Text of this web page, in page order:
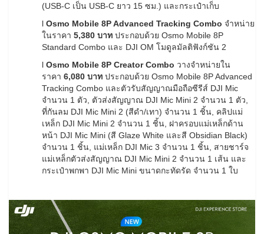
(USB-C เป็น USB-C ยาว 15 ซม.) และกระเป๋าเก็บ
l Osmo Mobile 8P Advanced Tracking Combo จำหน่าย
ในราคา 5,380 บาท ประกอบด้วย Osmo Mobile 8P
Standard Combo และ DJI OM โมดูลมัลติฟังก์ชัน 2
l Osmo Mobile 8P Creator Combo วางจำหน่ายใน
ราคา 6,080 บาท ประกอบด้วย Osmo Mobile 8P Advanced
Tracking Combo และตัวรับสัญญาณมือถือซีรีส์ DJI Mic
จำนวน 1 ตัว, ตัวส่งสัญญาณ DJI Mic Mini 2 จำนวน 1 ตัว,
ที่กันลม DJI Mic Mini 2 (สีดำ/เทา) จำนวน 1 ชิ้น, คลิปแม่
เหล็ก DJI Mic Mini 2 จำนวน 1 ชิ้น, ฝาครอบแม่เหล็กด้าน
หน้า DJI Mic Mini (สี Glaze White และสี Obsidian Black)
จำนวน 1 ชิ้น, แม่เหล็ก DJI Mic 3 จำนวน 1 ชิ้น, สายชาร์จ
แม่เหล็กตัวส่งสัญญาณ DJI Mic Mini 2 จำนวน 1 เส้น และ
กระเป๋าพกพา DJI Mic Mini ขนาดกะทัดรัด จำนวน 1 ใบ